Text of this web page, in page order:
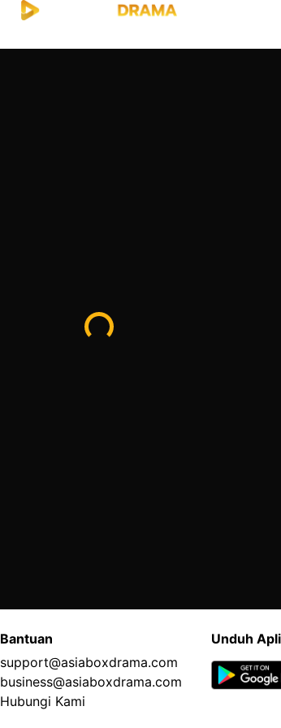
Bantuan
support@asiaboxdrama.com
business@asiaboxdrama.com
Hubungi Kami
Unduh